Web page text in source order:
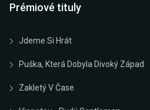
Prémiové tituly
Jdeme Si Hrát
Puška, Která Dobyla Divoký Západ
Zakletý V Čase